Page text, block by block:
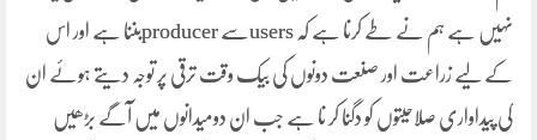
نہیں ہے ہم نے طے کرنا ہے کہ usersسے producerبننا ہے اور اس
کے لیے زراعت اور صنعت دونوں کی بیک وقت ترقی پر توجہ دیتے ہوئے ان
کی پیداواری صلاحیتوں کو دگنا کر نا ہے جب ان دومیدانوں میں آگے بڑھیں